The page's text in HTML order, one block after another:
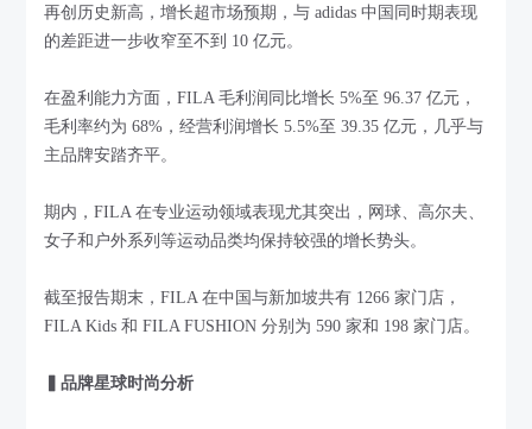
再创历史新高，增长超市场预期，与 adidas 中国同时期表现
的差距进一步收窄至不到 10 亿元。
在盈利能力方面，FILA 毛利润同比增长 5%至 96.37 亿元，
毛利率约为 68%，经营利润增长 5.5%至 39.35 亿元，几乎与
主品牌安踏齐平。
期内，FILA 在专业运动领域表现尤其突出，网球、高尔夫、
女子和户外系列等运动品类均保持较强的增长势头。
截至报告期末，FILA 在中国与新加坡共有 1266 家门店，
FILA Kids 和 FILA FUSHION 分别为 590 家和 198 家门店。
▍品牌星球时尚分析